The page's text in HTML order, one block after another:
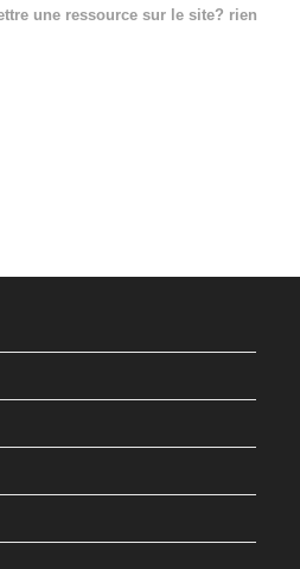
une ressource sur le site? rien